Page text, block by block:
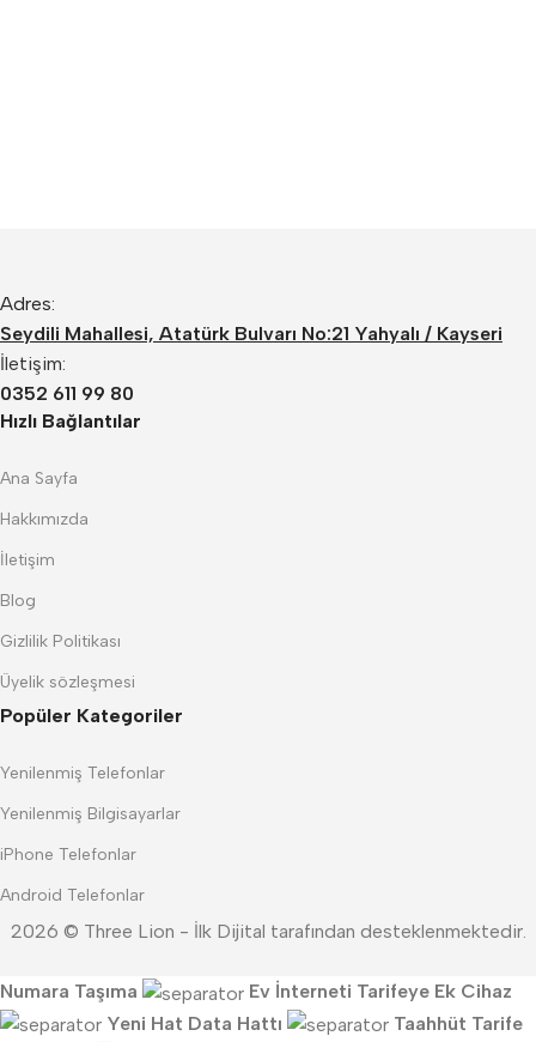
Adres:
Seydili Mahallesi, Atatürk Bulvarı No:21 Yahyalı / Kayseri
İletişim:
0352 611 99 80
Hızlı Bağlantılar
Ana Sayfa
Hakkımızda
İletişim
Blog
Gizlilik Politikası
Üyelik sözleşmesi
Popüler Kategoriler
Yenilenmiş Telefonlar
Yenilenmiş Bilgisayarlar
iPhone Telefonlar
Android Telefonlar
2026 © Three Lion - İlk Dijital tarafından desteklenmektedir.
Numara Taşıma Ev İnterneti Tarifeye Ek Cihaz
Yeni Hat Data Hattı Taahhüt Tarife